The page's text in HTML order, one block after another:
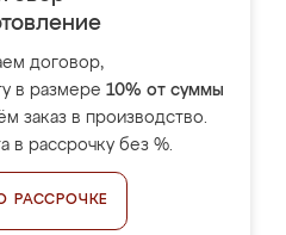
договор,
в размере 10% от суммы
заказ в производство.
в рассрочку без %.
РАССРОЧКЕ